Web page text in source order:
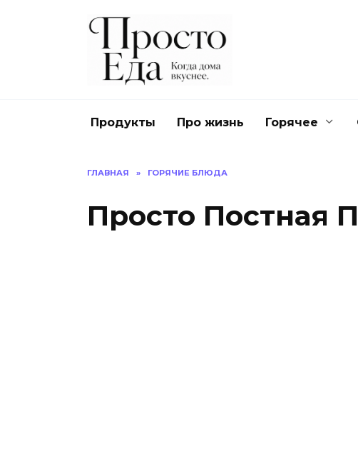
Продукты Про жизнь Горячее
ГЛАВНАЯ » ГОРЯЧИЕ БЛЮДА
Просто Постная